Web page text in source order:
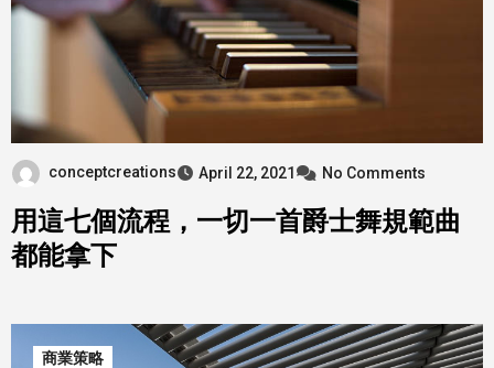
conceptcreations April 22, 2021 No Comments
用這七個流程，一切一首爵士舞規範曲
都能拿下
商業策略